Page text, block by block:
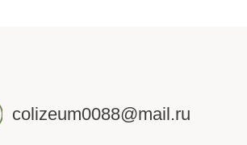
colizeum0088@mail.ru